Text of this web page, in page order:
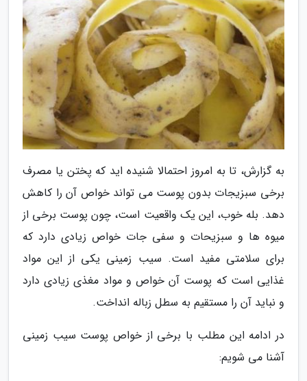
به گزارش، تا به امروز احتمالا شنیده اید که پختن یا مصرف
برخی سبزیجات بدون پوست می تواند خواص آن را کاهش
دهد. بله خوب، این یک واقعیت است، چون پوست برخی از
میوه ها و سبزیحات و سفی جات خواص زیادی دارد که
برای سلامتی مفید است. سیب زمینی یکی از این مواد
غذایی است که پوست آن خواص و مواد مغذی زیادی دارد
و نباید آن را مستقیم به سطل زباله انداخت.
در ادامه این مطلب با برخی از خواص پوست سیب زمینی
آشنا می شویم: